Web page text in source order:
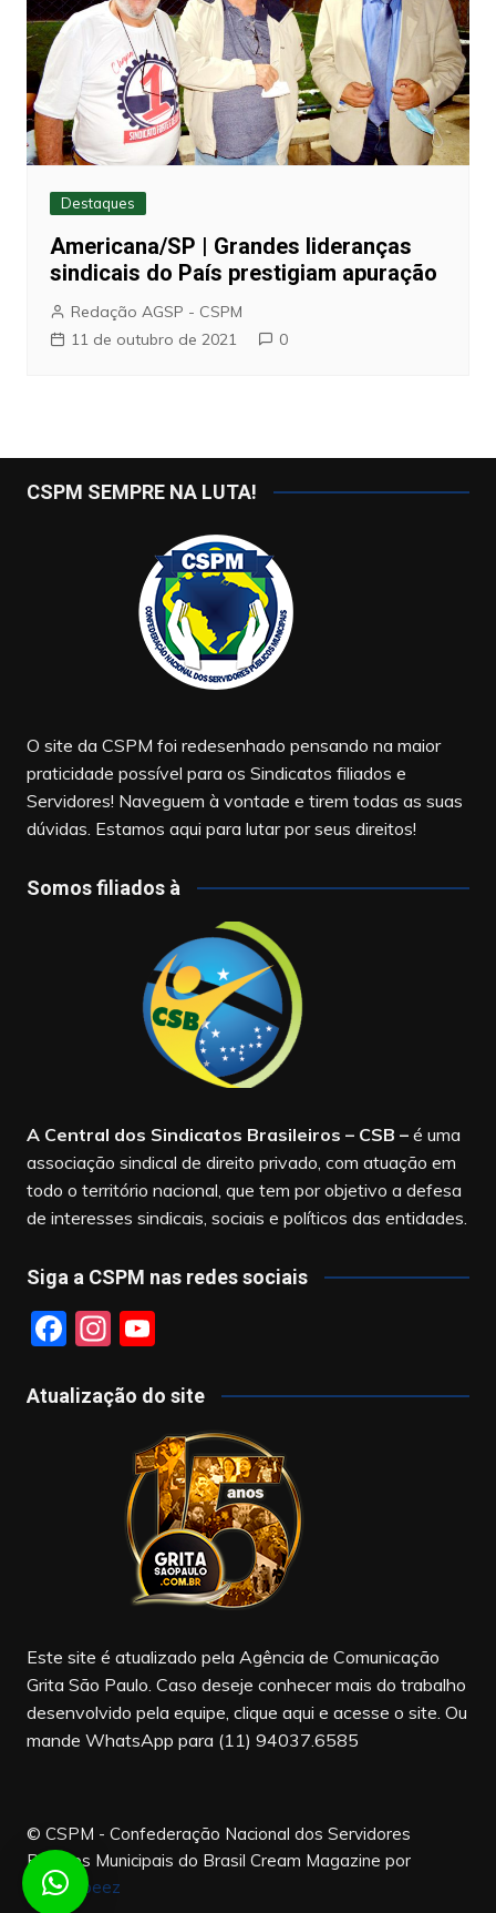
Destaques
Americana/SP | Grandes lideranças
sindicais do País prestigiam apuração
Redação AGSP - CSPM
11 de outubro de 2021
0
CSPM SEMPRE NA LUTA!
O site da CSPM foi redesenhado pensando na maior
praticidade possível para os Sindicatos filiados e
Servidores! Naveguem à vontade e tirem todas as suas
dúvidas. Estamos aqui para lutar por seus direitos!
Somos filiados à
A Central dos Sindicatos Brasileiros – CSB –é uma
associação sindical de direito privado, com atuação em
todo o território nacional, que tem por objetivo a defesa
de interesses sindicais, sociais e políticos das entidades.
Siga a CSPM nas redes sociais
F
c
In
a
m
Y
u
T
u
b
e
Atualização do site
Este site é atualizado pela Agência de Comunicação
Grita São Paulo. Caso deseje conhecer mais do trabalho
desenvolvido pela equipe, clique aqui e acesse o site. Ou
mande WhatsApp para (11) 94037.6585
© CSPM - Confederação Nacional dos Servidores
Públicos Municipais do Brasil Cream Magazine por
Themebeez